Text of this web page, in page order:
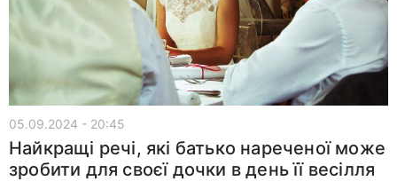
05.09.2024 - 20:45
Найкращі речі, які батько нареченої може
зробити для своєї дочки в день її весілля